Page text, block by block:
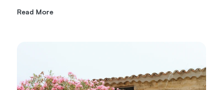
Read More